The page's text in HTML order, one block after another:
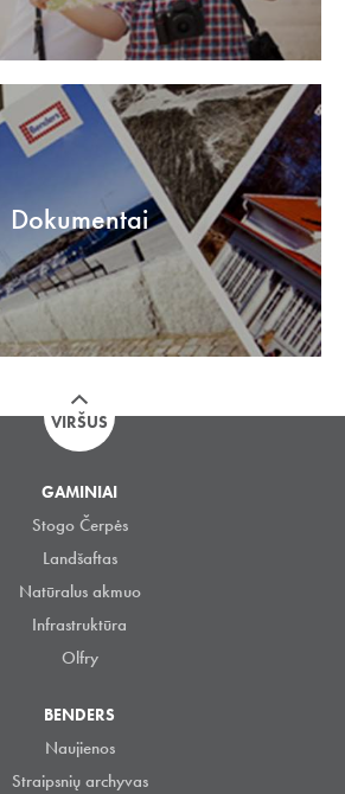
Dokumentai
VIRŠUS
GAMINIAI
Stogo Čerpės
Landšaftas
Natūralus akmuo
Infrastruktūra
Olfry
BENDERS
Naujienos
Straipsnių archyvas